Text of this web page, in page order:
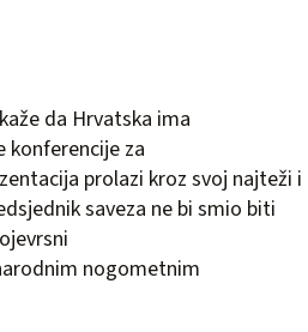
da Hrvatska ima
konferencije za
prolazi kroz svoj najteži i
saveza ne bi smio biti
nogometnim